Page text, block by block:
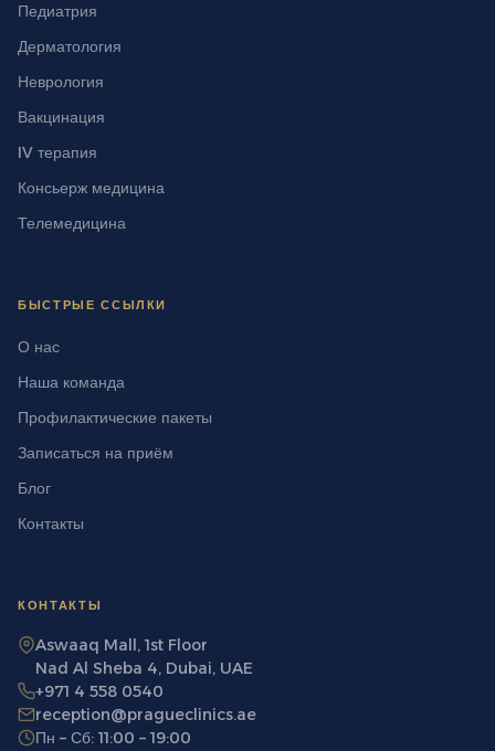
Педиатрия
Дерматология
Неврология
Вакцинация
IV терапия
Консьерж медицина
Телемедицина
БЫСТРЫЕ ССЫЛКИ
О нас
Наша команда
Профилактические пакеты
Записаться на приём
Блог
Контакты
КОНТАКТЫ
Aswaaq Mall, 1st Floor
Nad Al Sheba 4, Dubai, UAE
+971 4 558 0540
reception@pragueclinics.ae
Пн – Сб: 11:00 – 19:00